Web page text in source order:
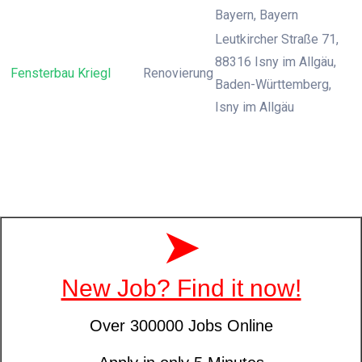
Bayern, Bayern
Fensterbau Kriegl Renovierung
Leutkircher Straße 71,
88316 Isny im Allgäu,
Baden-Württemberg,
Isny im Allgäu